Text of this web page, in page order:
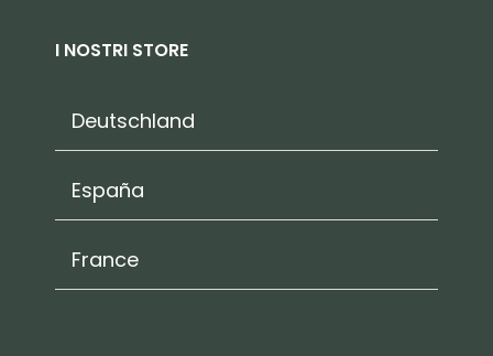
I NOSTRI STORE
Deutschland
España
France